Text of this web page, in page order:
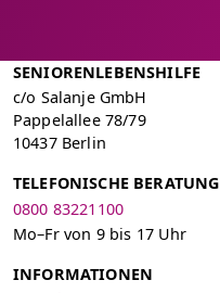
SENIORENLEBENSHILFE
c/o Salanje GmbH
Pappelallee 78/79
10437 Berlin
TELEFONISCHE BERATUNG
0800 83221100
Mo–Fr von 9 bis 17 Uhr
INFORMATIONEN